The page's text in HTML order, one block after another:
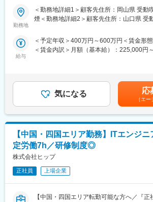
変更の範囲：会社の定める業務
■業務詳細
engineering）
・経営層・事業責任者への課題ヒアリング
■ポジションの魅力
・日本が抱える人手不足／人的課題を根本
・クライアントのCxO層や役員クラスと直
に関わる課題解決に取り組みます。
・自身の提案一つが企業の経営戦略、オペ
ける競争優位性を左右する、極めて大きな
み出せます
・年齢・年次関係なくリーダー・マネージ
があります
■担当業務：
駆動系設計、家電製品（液晶テレビ、デジ
冷蔵庫など）、通信、OA機器（携帯電話
・残業は月20h～30h程度でございます。
■その他：
当社は「生涯技術者」を理念に上流工程「
案件を保有しており、自動車、家電製品、
器等の設計開発および、解析業務がござい
了後は、自動車内外装、駆動系設計、家電
ジタルカメラ、洗濯機、冷蔵庫など）、通
話、ノートPC、プリンター、FAXなど）、
等などをお任せします。
入社後の基礎研修の他、機械設計、電気電
勤務地
＜勤務地詳細1＞顧客先住所：岡山県 受動
煙＜勤務地詳細2＞顧客先住所：山口県 受
面禁煙
給与
＜予定年収＞400万円～600万円＜賃金形
＜賃金内訳＞月額（基本給）：225,000円
アップに繋がります。所定外労働手当は全
回、賞与年2回【年収例】年収450万円／
万円／38歳(経験15年)賃金はあくまでも目
を通じて上下する可能性があります。月給
た表記です。
気になる 応
（エ
【中国・四国エリア勤務】ITエンジ
定労働7h／研修制度◎
株式会社ヒップ
正社員 上場企業
【中国・四国エリア転勤可能な方へ／『正